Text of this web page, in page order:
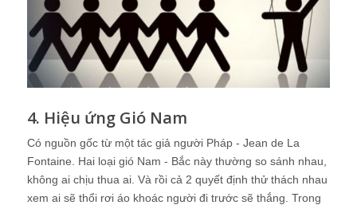
4. Hiệu ứng Gió Nam
Có nguồn gốc từ một tác giả người Pháp - Jean de La
Fontaine. Hai loại gió Nam - Bắc này thường so sánh nhau,
không ai chịu thua ai. Và rồi cả 2 quyết định thử thách nhau
xem ai sẽ thổi rơi áo khoác người đi trước sẽ thắng. Trong